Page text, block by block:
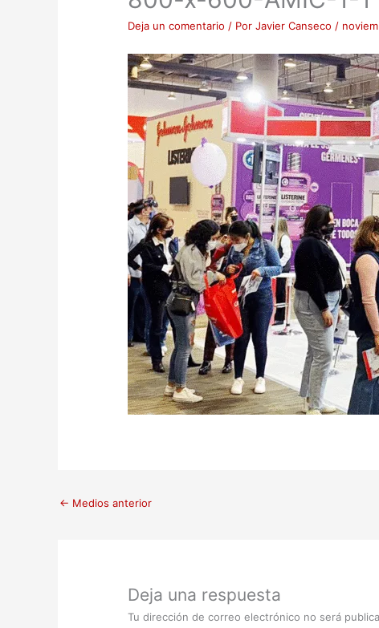
Deja un comentario / Por Javier Canseco /
← Medios anterior
Deja una respuesta
Tu dirección de correo electrónico no será